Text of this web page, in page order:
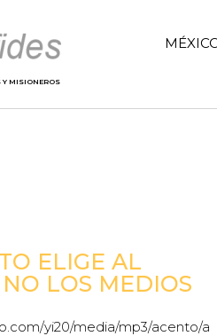
MISIONEROS
ELIGE AL
LOS MEDIOS
yi20/media/mp3/acento/